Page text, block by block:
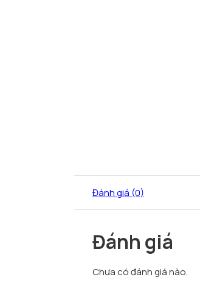
Đánh giá (0)
Đánh giá
Chưa có đánh giá nào.